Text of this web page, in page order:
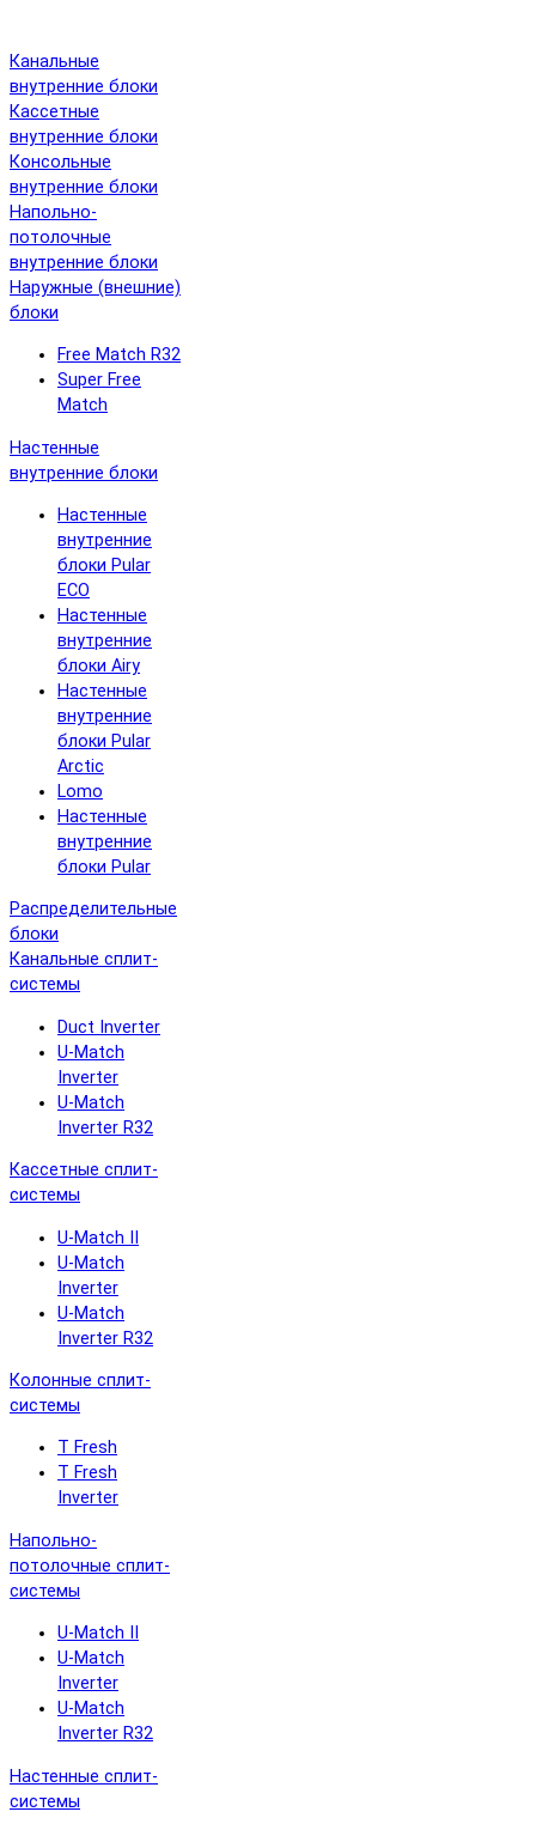
Канальные
внутренние блоки
Кассетные
внутренние блоки
Консольные
внутренние блоки
Напольно-
потолочные
внутренние блоки
Наружные (внешние)
блоки
Free Match R32
Super Free
Match
Настенные
внутренние блоки
Настенные
внутренние
блоки Pular
ECO
Настенные
внутренние
блоки Airy
Настенные
внутренние
блоки Pular
Arctic
Lomo
Настенные
внутренние
блоки Pular
Распределительные
блоки
Канальные сплит-
системы
Duct Inverter
U-Match
Inverter
U-Match
Inverter R32
Кассетные сплит-
системы
U-Match II
U-Match
Inverter
U-Match
Inverter R32
Колонные сплит-
системы
T Fresh
T Fresh
Inverter
Напольно-
потолочные сплит-
системы
U-Match II
U-Match
Inverter
U-Match
Inverter R32
Настенные сплит-
системы